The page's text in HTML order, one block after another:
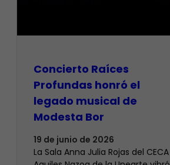
​Concierto Raíces
Profundas honró el
legado musical de
Modesta Bor
19 de junio de 2026
La Sala Anna Julia Rojas del CECA